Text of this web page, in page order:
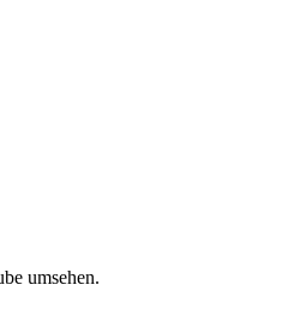
umsehen.